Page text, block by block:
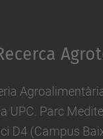
by
UPC. Parc
D4 (Campus